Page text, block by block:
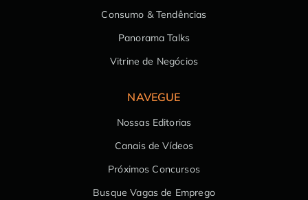
Consumo & Tendências
Panorama Talks
Vitrine de Negócios
NAVEGUE
Nossas Editorias
Canais de Vídeos
Próximos Concursos
Busque Vagas de Emprego